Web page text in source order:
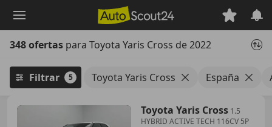
principal
348 ofertas para Toyota Yaris Cross de 2022
Filtrar 5 Toyota Yaris Cross España
Toyota Yaris Cross 1.5
HYBRID ACTIVE TECH 116CV 5P